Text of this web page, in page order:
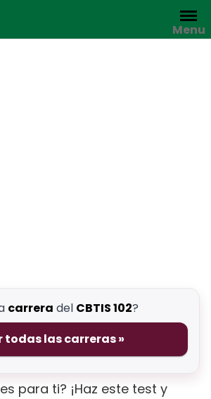
Menu
carrera del CBTIS 102?
todas las carreras »
es para ti? ¡Haz este test y